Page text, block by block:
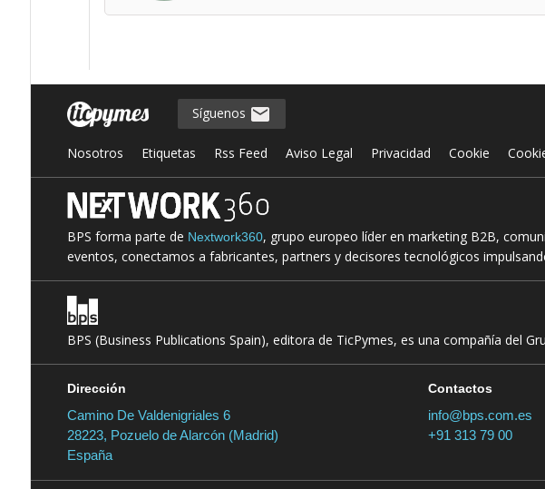
Síguenos
Nosotros Etiquetas Rss Feed Aviso Legal Privacidad Cookie
BPS forma parte de Nextwork360, grupo europeo líder en marketing B2B,
eventos, conectamos a fabricantes, partners y decisores tecnológicos
BPS (Business Publications Spain), editora de TicPymes, es una compañía del
Dirección
Camino De Valdenigriales 6
28223, Pozuelo de Alarcón (Madrid)
España
Contactos
info@bps.com.es
+91 313 79 00